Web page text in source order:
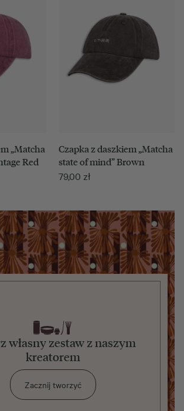
własny zestaw z naszym
kreatorem
Zacznij tworzyć
„Matcha
Red
Czapka z daszkiem „Matcha
state of mind” Brown
79,00 zł